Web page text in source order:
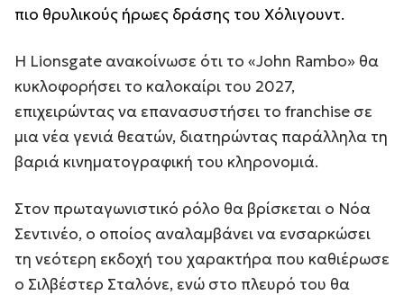
πιο θρυλικούς ήρωες δράσης του Χόλιγουντ.
Η Lionsgate ανακοίνωσε ότι το «John Rambo» θα
κυκλοφορήσει το καλοκαίρι του 2027,
επιχειρώντας να επανασυστήσει το franchise σε
μια νέα γενιά θεατών, διατηρώντας παράλληλα τη
βαριά κινηματογραφική του κληρονομιά.
Στον πρωταγωνιστικό ρόλο θα βρίσκεται ο Νόα
Σεντινέο, ο οποίος αναλαμβάνει να ενσαρκώσει
τη νεότερη εκδοχή του χαρακτήρα που καθιέρωσε
ο Σιλβέστερ Σταλόνε, ενώ στο πλευρό του θα